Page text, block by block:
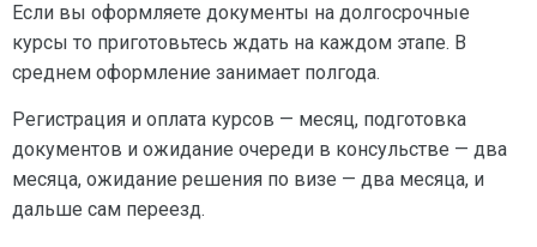
Если вы оформляете документы на долгосрочные
курсы то приготовьтесь ждать на каждом этапе. В
среднем оформление занимает полгода.
Регистрация и оплата курсов — месяц, подготовка
документов и ожидание очереди в консульстве — два
месяца, ожидание решения по визе — два месяца, и
дальше сам переезд.